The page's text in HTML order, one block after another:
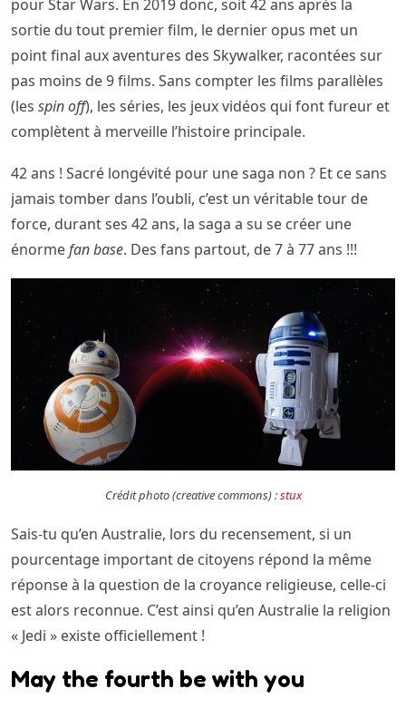
pour Star Wars. En 2019 donc, soit 42 ans après la
sortie du tout premier film, le dernier opus met un
point final aux aventures des Skywalker, racontées sur
pas moins de 9 films. Sans compter les films parallèles
(les spin off), les séries, les jeux vidéos qui font fureur et
complètent à merveille l’histoire principale.
42 ans ! Sacré longévité pour une saga non ? Et ce sans
jamais tomber dans l’oubli, c’est un véritable tour de
force, durant ses 42 ans, la saga a su se créer une
énormefan base. Des fans partout, de 7 à 77 ans !!!
Crédit photo (creative commons) :stux
Sais-tu qu’en Australie, lors du recensement, si un
pourcentage important de citoyens répond la même
réponse à la question de la croyance religieuse, celle-ci
est alors reconnue. C’est ainsi qu’en Australie la religion
« Jedi » existe officiellement !
May the fourth be with you